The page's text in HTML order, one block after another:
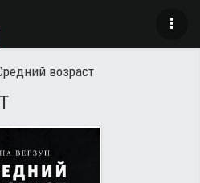
возраст